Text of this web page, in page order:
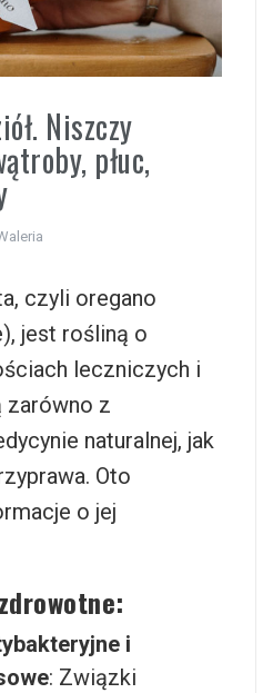
Niszczy
płuc,
czyli oregano
jest rośliną o
leczniczych i
zarówno z
naturalnej, jak
Oto
o jej
i
: Związki